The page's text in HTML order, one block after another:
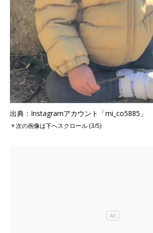
出典：Instagramアカウント「mi_co5885」
▼次の画像は下へスクロール (3/5)